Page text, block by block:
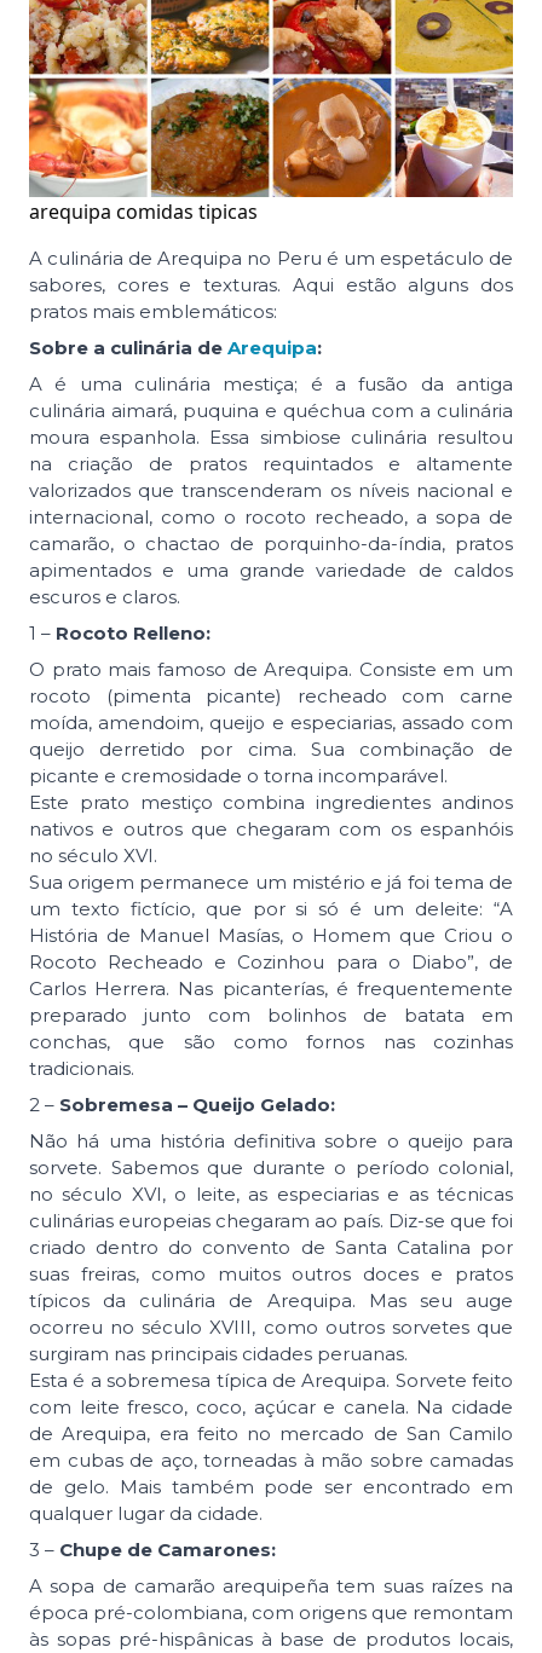
arequipa comidas tipicas
A culinária de Arequipa no Peru é um espetáculo de
sabores, cores e texturas. Aqui estão alguns dos
pratos mais emblemáticos:
Sobre a culinária de Arequipa:
A é uma culinária mestiça; é a fusão da antiga
culinária aimará, puquina e quéchua com a culinária
moura espanhola. Essa simbiose culinária resultou
na criação de pratos requintados e altamente
valorizados que transcenderam os níveis nacional e
internacional, como o rocoto recheado, a sopa de
camarão, o chactao de porquinho-da-índia, pratos
apimentados e uma grande variedade de caldos
escuros e claros.
1 – Rocoto Relleno:
O prato mais famoso de Arequipa. Consiste em um
rocoto (pimenta picante) recheado com carne
moída, amendoim, queijo e especiarias, assado com
queijo derretido por cima. Sua combinação de
picante e cremosidade o torna incomparável.
Este prato mestiço combina ingredientes andinos
nativos e outros que chegaram com os espanhóis
no século XVI.
Sua origem permanece um mistério e já foi tema de
um texto fictício, que por si só é um deleite: “A
História de Manuel Masías, o Homem que Criou o
Rocoto Recheado e Cozinhou para o Diabo”, de
Carlos Herrera. Nas picanterías, é frequentemente
preparado junto com bolinhos de batata em
conchas, que são como fornos nas cozinhas
tradicionais.
2 – Sobremesa – Queijo Gelado:
Não há uma história definitiva sobre o queijo para
sorvete. Sabemos que durante o período colonial,
no século XVI, o leite, as especiarias e as técnicas
culinárias europeias chegaram ao país. Diz-se que foi
criado dentro do convento de Santa Catalina por
suas freiras, como muitos outros doces e pratos
típicos da culinária de Arequipa. Mas seu auge
ocorreu no século XVIII, como outros sorvetes que
surgiram nas principais cidades peruanas.
Esta é a sobremesa típica de Arequipa. Sorvete feito
com leite fresco, coco, açúcar e canela. Na cidade
de Arequipa, era feito no mercado de San Camilo
em cubas de aço, torneadas à mão sobre camadas
de gelo. Mais também pode ser encontrado em
qualquer lugar da cidade.
3 – Chupe de Camarones:
A sopa de camarão arequipeña tem suas raízes na
época pré-colombiana, com origens que remontam
às sopas pré-hispânicas à base de produtos locais,